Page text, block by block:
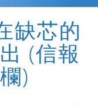
缺芯的
(信報
)